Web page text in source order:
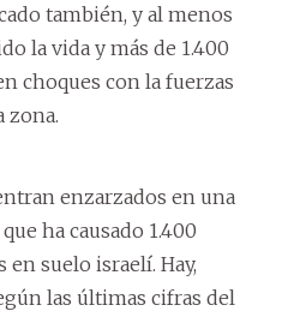
también, y al menos
la vida y más de 1.400
choques con la fuerzas
zona.
enzarzados en una
ha causado 1.400
suelo israelí. Hay,
las últimas cifras del